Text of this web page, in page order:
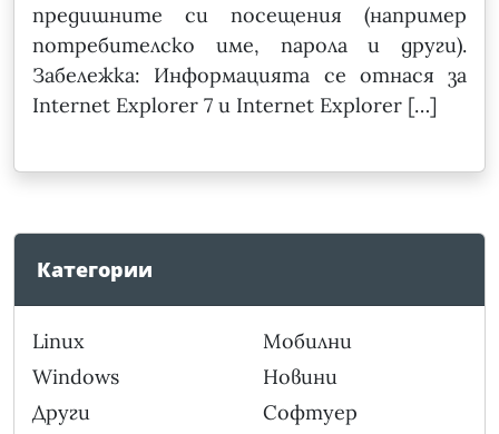
предишните си посещения (например
потребителско име, парола и други).
Забележка: Информацията се отнася за
Internet Explorer 7 и Internet Explorer […]
Категории
Linux
Windows
Други
Мобилни
Новини
Софтуер